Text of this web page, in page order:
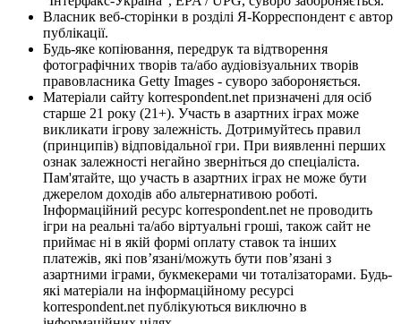
Власник веб-сторінки в розділі Я-Корреспондент є автор
публікації.
Будь-яке копіювання, передрук та відтворення
фотографічних творів та/або аудіовізуальних творів
правовласника Getty Images - суворо забороняється.
Матеріали сайту korrespondent.net призначені для осіб
старше 21 року (21+). Участь в азартних іграх може
викликати ігрову залежність. Дотримуйтесь правил
(принципів) відповідальної гри. При виявленні перших
ознак залежності негайно зверніться до спеціаліста.
Пам'ятайте, що участь в азартних іграх не може бути
джерелом доходів або альтернативою роботі.
Інформаційний ресурс korrespondent.net не проводить
ігри на реальні та/або віртуальні гроші, також сайт не
приймає ні в якій формі оплату ставок та інших
платежів, які пов’язані/можуть бути пов’язані з
азартними іграми, букмекерами чи тоталізаторами. Будь-
які матеріали на інформаційному ресурсі
korrespondent.net публікуються виключно в